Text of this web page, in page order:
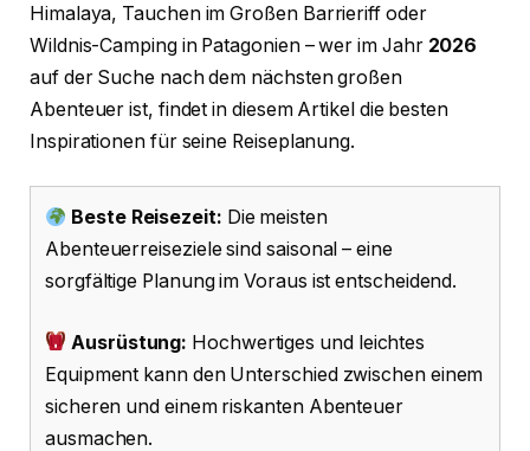
Himalaya, Tauchen im Großen Barrieriff oder
Wildnis-Camping in Patagonien – wer im Jahr 2026
auf der Suche nach dem nächsten großen
Abenteuer ist, findet in diesem Artikel die besten
Inspirationen für seine Reiseplanung.
Beste Reisezeit: Die meisten
Abenteuerreiseziele sind saisonal – eine
sorgfältige Planung im Voraus ist entscheidend.
Ausrüstung: Hochwertiges und leichtes
Equipment kann den Unterschied zwischen einem
sicheren und einem riskanten Abenteuer
ausmachen.